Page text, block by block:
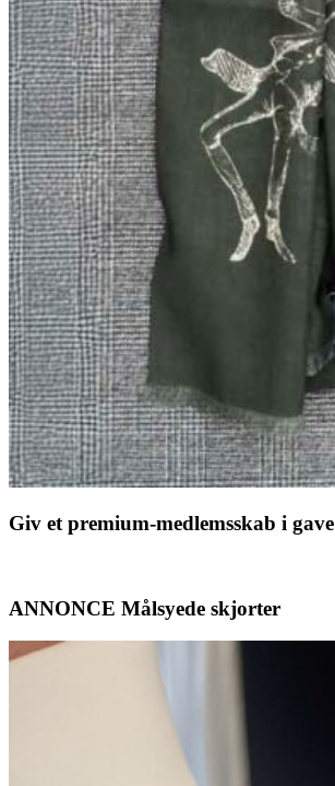
Giv et premium-medlemsskab i gave
ANNONCE Målsyede skjorter